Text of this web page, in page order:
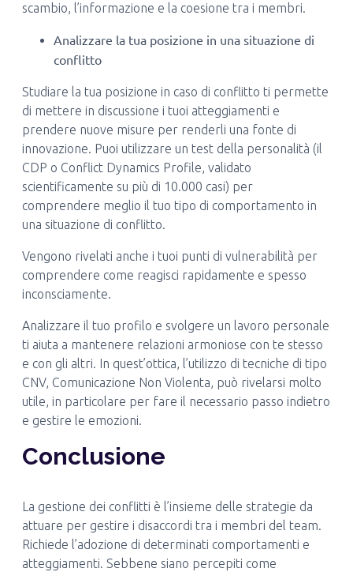
scambio, l’informazione e la coesione tra i membri.
Analizzare la tua posizione in una situazione di
conflitto
Studiare la tua posizione in caso di conflitto ti permette
di mettere in discussione i tuoi atteggiamenti e
prendere nuove misure per renderli una fonte di
innovazione. Puoi utilizzare un test della personalità (il
CDP o Conflict Dynamics Profile, validato
scientificamente su più di 10.000 casi) per
comprendere meglio il tuo tipo di comportamento in
una situazione di conflitto.
Vengono rivelati anche i tuoi punti di vulnerabilità per
comprendere come reagisci rapidamente e spesso
inconsciamente.
Analizzare il tuo profilo e svolgere un lavoro personale
ti aiuta a mantenere relazioni armoniose con te stesso
e con gli altri. In quest’ottica, l’utilizzo di tecniche di tipo
CNV, Comunicazione Non Violenta, può rivelarsi molto
utile, in particolare per fare il necessario passo indietro
e gestire le emozioni.
Conclusione
La gestione dei conflitti è l’insieme delle strategie da
attuare per gestire i disaccordi tra i membri del team.
Richiede l’adozione di determinati comportamenti e
atteggiamenti. Sebbene siano percepiti come